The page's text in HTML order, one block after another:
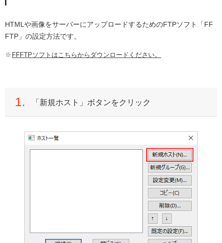
HTMLや画像をサーバーにアップロードするためのFTPソフト「FF
FTP」の設定方法です。
FFFTPソフトはこちらからダウンロードください。
1. 「新規ホスト」ボタンをクリック